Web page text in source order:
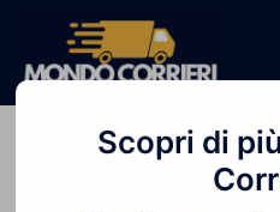
contenuto
Scopri di